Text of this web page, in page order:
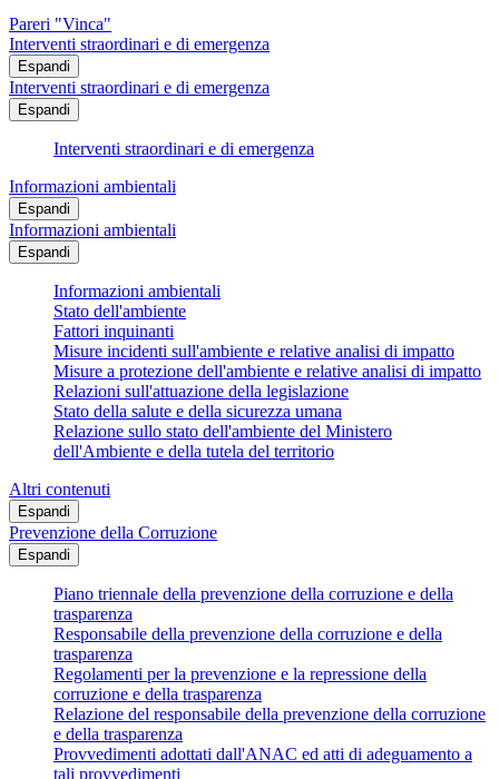
Pareri "Vinca"
Interventi straordinari e di emergenza
Espandi
Interventi straordinari e di emergenza
Espandi
Interventi straordinari e di emergenza
Informazioni ambientali
Espandi
Informazioni ambientali
Espandi
Informazioni ambientali
Stato dell'ambiente
Fattori inquinanti
Misure incidenti sull'ambiente e relative analisi di impatto
Misure a protezione dell'ambiente e relative analisi di impatto
Relazioni sull'attuazione della legislazione
Stato della salute e della sicurezza umana
Relazione sullo stato dell'ambiente del Ministero
dell'Ambiente e della tutela del territorio
Altri contenuti
Espandi
Prevenzione della Corruzione
Espandi
Piano triennale della prevenzione della corruzione e della
trasparenza
Responsabile della prevenzione della corruzione e della
trasparenza
Regolamenti per la prevenzione e la repressione della
corruzione e della trasparenza
Relazione del responsabile della prevenzione della corruzione
e della trasparenza
Provvedimenti adottati dall'ANAC ed atti di adeguamento a
tali provvedimenti